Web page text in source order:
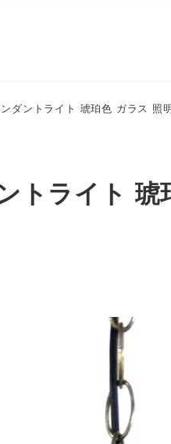
ダントライト 琥珀色 ガラス 照
トライト